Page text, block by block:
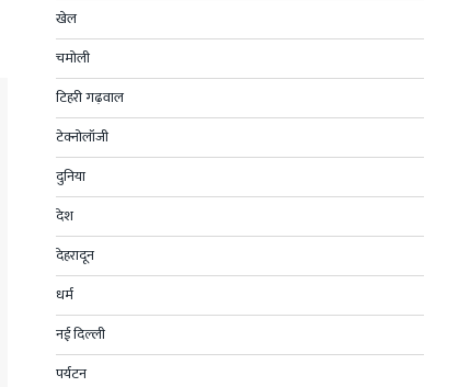
खेल
चमोली
टिहरी गढ़वाल
टेक्नोलॉजी
दुनिया
देश
देहरादून
धर्म
नई दिल्ली
पर्यटन